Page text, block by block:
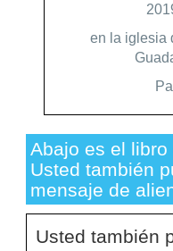
en la iglesia
Abajo es el
Usted también
mensaje de
Usted también